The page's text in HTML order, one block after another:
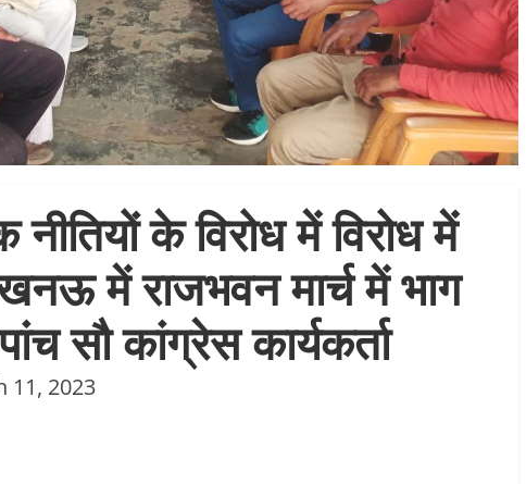
नीतियों के विरोध में विरोध में
में राजभवन मार्च में भाग
सौ कांग्रेस कार्यकर्ता
11, 2023